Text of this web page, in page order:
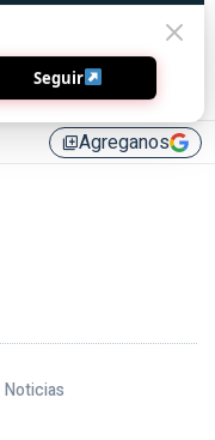
library_addAgreganos
Noticias
Seguir